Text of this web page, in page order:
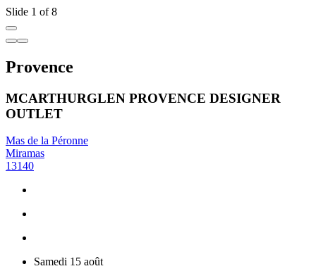
Slide 1 of 8
Provence
MCARTHURGLEN PROVENCE DESIGNER
OUTLET
Mas de la Péronne
Miramas
13140
Samedi 15 août